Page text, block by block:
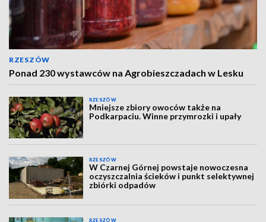
RZESZÓW
Ponad 230 wystawców na Agrobieszczadach w Lesku
RZESZÓW
Mniejsze zbiory owoców także na
Podkarpaciu. Winne przymrozki i upały
RZESZÓW
W Czarnej Górnej powstaje nowoczesna
oczyszczalnia ścieków i punkt selektywnej
zbiórki odpadów
RZESZÓW